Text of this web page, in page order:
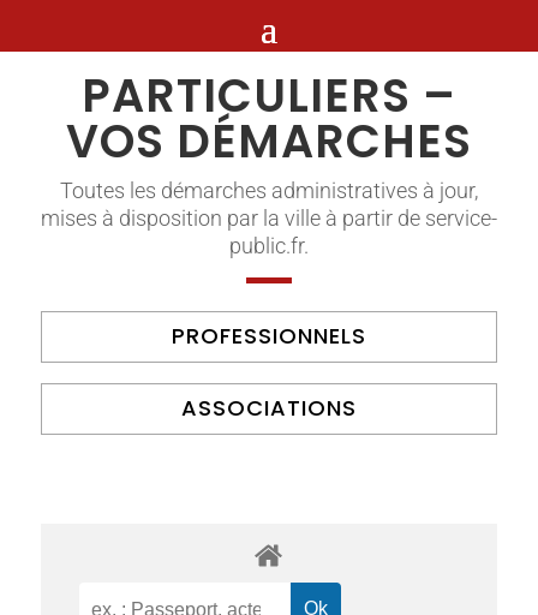
PARTICULIERS –
VOS DÉMARCHES
Toutes les démarches administratives à jour,
mises à disposition par la ville à partir de service-
public.fr.
PROFESSIONNELS
ASSOCIATIONS